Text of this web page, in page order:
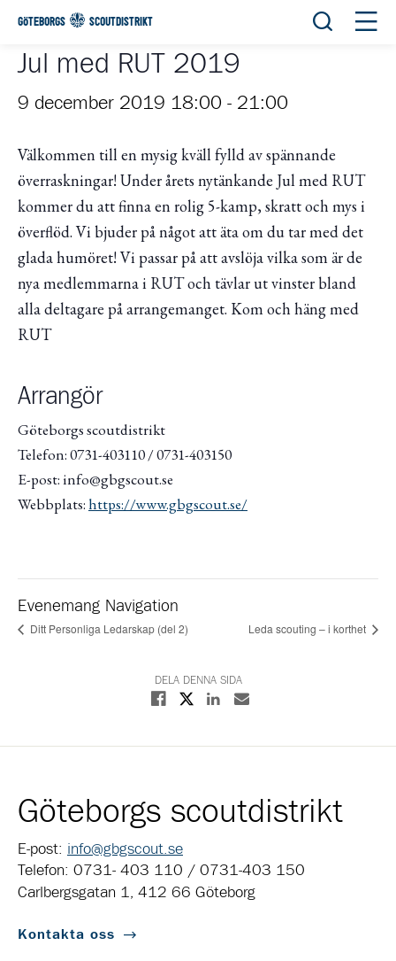
GÖTEBORGS SCOUTDISTRIKT Öppna
Jul med RUT 2019
9 december 2019 18:00 - 21:00
Välkommen till en mysig kväll fylld av spännande
överraskningar! Under årets nytänkande Jul med RUT
kommer du att finna en rolig 5-kamp, skratt och mys i
överflöd. Vi bjuder på något att äta om du tar med det
glada humöret! Vi passar på att avslöja vilka som är de
nya medlemmarna i RUT och tävlar ut vinster bland
alla deltagare på arrangemanget. Kom och häng med
RUT
Arrangör
Göteborgs scoutdistrikt
Telefon: 0731-403110 / 0731-403150
E-post: info@gbgscout.se
Webbplats:https://www.gbgscout.se/
Evenemang Navigation
Ditt Personliga Ledarskap (del 2) Leda scouting – i korthet
DELA DENNA SIDA
Dela på Facebook
Dela på XDela på Linkedin
Dela med E-post
Göteborgs scoutdistrikt
E-post: info@gbgscout.se
Telefon: 0731- 403 110 / 0731-403 150
Carlbergsgatan 1, 412 66 Göteborg
Kontakta oss